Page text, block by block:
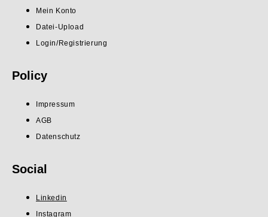
Mein Konto
Datei-Upload
Login/Registrierung
Policy
Impressum
AGB
Datenschutz
Social
Linkedin
Instagram